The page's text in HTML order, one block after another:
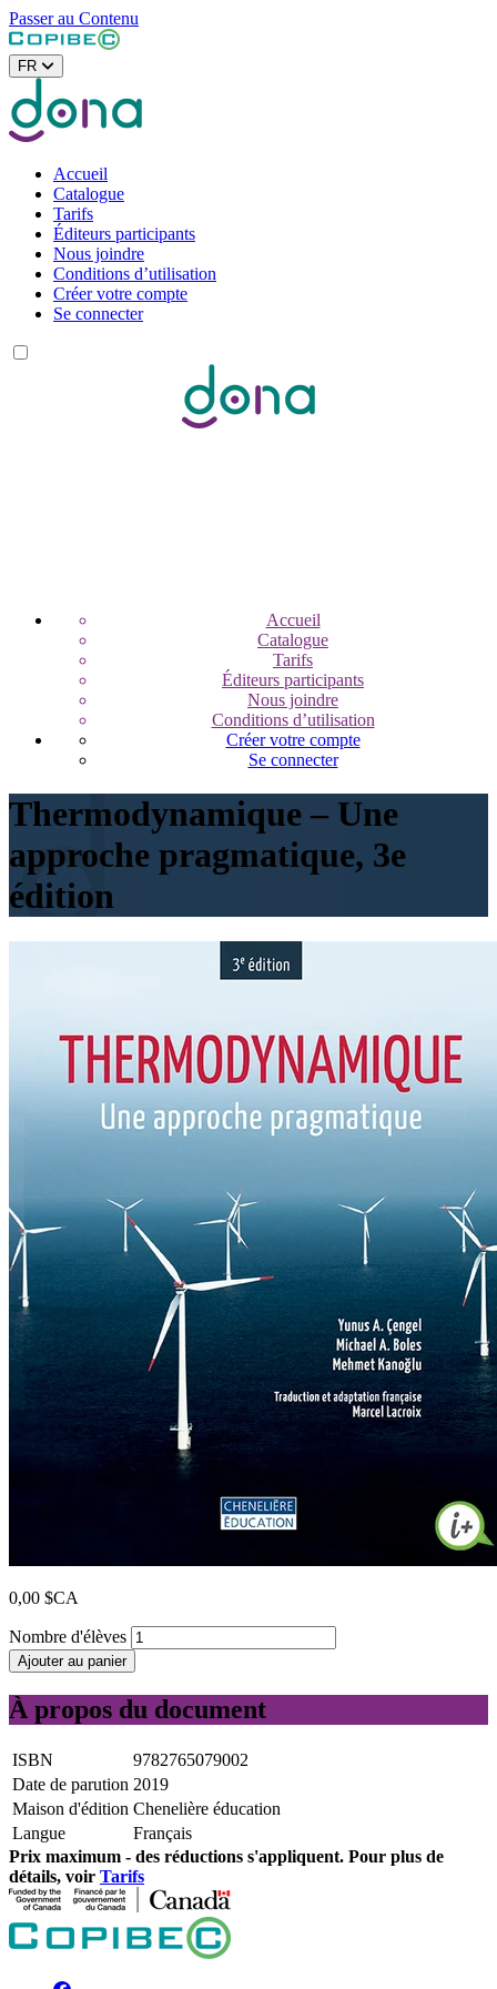
Passer au Contenu
FR
Accueil
Catalogue
Tarifs
Éditeurs participants
Nous joindre
Conditions d’utilisation
Créer votre compte
Se connecter
Accueil
Catalogue
Tarifs
Éditeurs participants
Nous joindre
Conditions d’utilisation
Créer votre compte
Se connecter
Thermodynamique – Une
approche pragmatique, 3e
édition
0,00 $CA
Nombre d'élèves
Ajouter au panier
À propos du document
ISBN
9782765079002
Date de parution 2019
Maison d'édition Chenelière éducation
Langue
Français
Prix ​​maximum - des réductions s'appliquent. Pour plus de
détails, voir Tarifs